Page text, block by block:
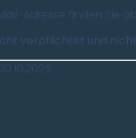
Adresse finden Sie
verpflichtet und
30.10.2025